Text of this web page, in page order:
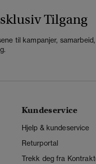
Tilgang
til kampanjer, samarbeid,
Kundeservice
Hjelp & kundeservice
Returportal
Trekk deg fra